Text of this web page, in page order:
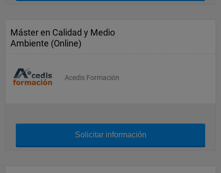
Máster en Calidad y Medio
Ambiente (Online)
Acedis Formación
Solicitar información